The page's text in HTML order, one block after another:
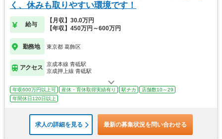
く、休みも取りやすい環境です！
給与
【月収】30.0万円
【年収】450万円～600万円
勤務地 東京都 葛飾区
アクセス
京成本線 青砥駅
京成押上線 青砥駅
年収600万円以上可 産休・育休取得実績有り 駅チカ
店舗数10～29
年間休日120日以上
求人の詳細を見る 最新の募集状況を問い合わせる